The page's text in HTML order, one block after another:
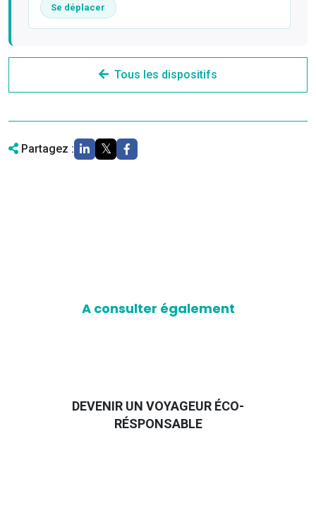
Se déplacer
Tous les dispositifs
Partagez :
A consulter également
DEVENIR UN VOYAGEUR ÉCO-
RÉSPONSABLE